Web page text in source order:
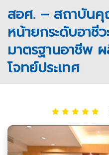
สอศ. – สถาบัน
หน้ายกระดับอาชี
มาตรฐานอาชีพ
โจทย์ประเทศ